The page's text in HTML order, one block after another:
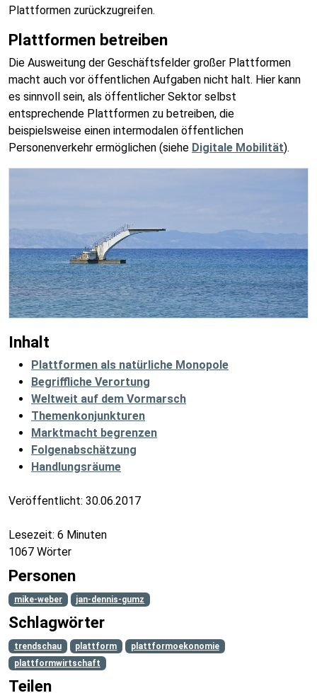
Plattformen zurückzugreifen.
Plattformen betreiben
Die Ausweitung der Geschäftsfelder großer Plattformen
macht auch vor öffentlichen Aufgaben nicht halt. Hier kann
es sinnvoll sein, als öffentlicher Sektor selbst
entsprechende Plattformen zu betreiben, die
beispielsweise einen intermodalen öffentlichen
Personenverkehr ermöglichen (siehe Digitale Mobilität).
Inhalt
Plattformen als natürliche Monopole
Begriffliche Verortung
Weltweit auf dem Vormarsch
Themenkonjunkturen
Marktmacht begrenzen
Folgenabschätzung
Handlungsräume
Veröffentlicht: 30.06.2017
Lesezeit: 6 Minuten
1067 Wörter
Personen
mike-weber jan-dennis-gumz
Schlagwörter
trendschau plattform
plattformoekonomie
plattformwirtschaft
Teilen